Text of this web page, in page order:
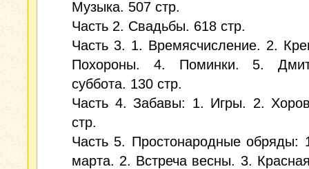
Музыка. 507 стр.
Часть 2. Свадьбы. 618 стр.
Часть 3. 1. Времясчисление. 2.
Похороны. 4. Поминки. 5.
суббота. 130 стр.
Часть 4. Забавы: 1. Игры. 2.
стр.
Часть 5. Простонародные обряды:
марта. 2. Встреча весны. 3.